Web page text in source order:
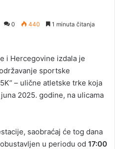
0 440 1 minuta čitanja
i Hercegovine izdala je
sportske
– ulične atletske trke koja
2025. godine, na ulicama
saobraćaj će tog dana
u periodu od 17:00